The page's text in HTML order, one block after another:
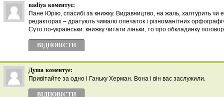
nadiya коментує:
Пане Юрію, спасибі за книжку. Видавництво, на жаль, халтурить чи
редакторах – дратують чимало опечаток і різноманітних
Суто по-українськи: книжку читати ліньки, то про обкладинку
ВІДПОВІCТИ
Душа коментує:
Привітайте за одно і Ганьку Херман. Вона і він вас заслужили.
ВІДПОВІCТИ